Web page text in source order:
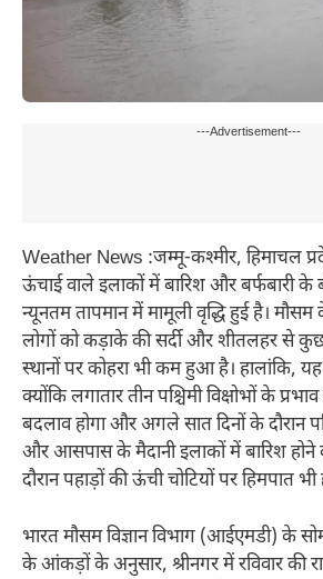
---Advertisement---
Weather News :जम्मू-कश्मीर, हिमाचल
ऊंचाई वाले इलाकों में बारिश और बर्फबारी के
न्यूनतम तापमान में मामूली वृद्धि हुई है।
लोगों को कड़ाके की सर्दी और शीतलहर से
स्थानों पर कोहरा भी कम हुआ है। हालांकि,
क्योंकि लगातार तीन पश्चिमी विक्षोभों के
बदलाव होगा और अगले सात दिनों के दौरान
और आसपास के मैदानी इलाकों में बारिश होने
दौरान पहाड़ों की ऊंची चोटियों पर हिमपात
भारत मौसम विज्ञान विभाग (आईएमडी) के
के आंकड़ों के अनुसार, श्रीनगर में रविवार की